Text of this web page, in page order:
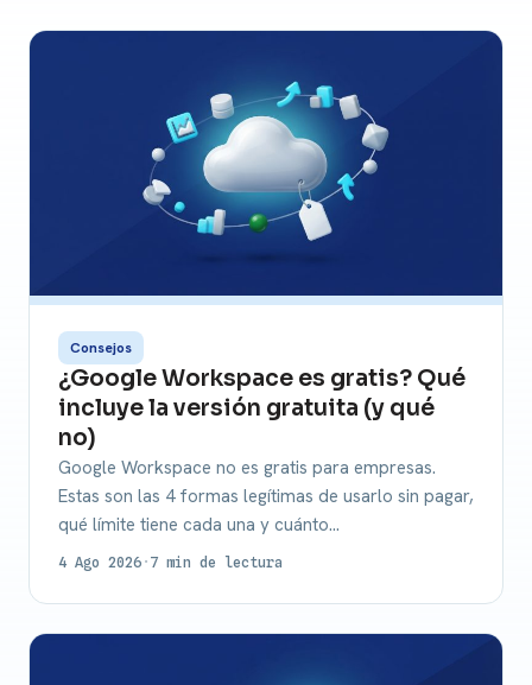
Consejos
¿Google Workspace es gratis? Qué
incluye la versión gratuita (y qué
no)
Google Workspace no es gratis para empresas.
Estas son las 4 formas legítimas de usarlo sin pagar,
qué límite tiene cada una y cuánto…
4 Ago 2026 · 7 min de lectura